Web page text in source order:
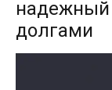
надежный
долгами